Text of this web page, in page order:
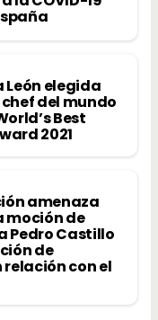
León elegida
del mundo
Best
2021
amenaza
moción de
Pedro Castillo
de
con el